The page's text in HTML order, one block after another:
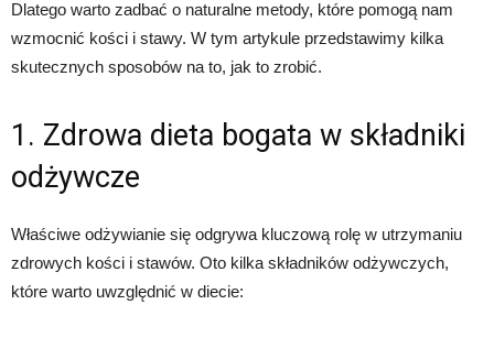
Dlatego warto zadbać o naturalne metody, które pomogą nam
wzmocnić kości i stawy. W tym artykule przedstawimy kilka
skutecznych sposobów na to, jak to zrobić.
1. Zdrowa dieta bogata w składniki
odżywcze
Właściwe odżywianie się odgrywa kluczową rolę w utrzymaniu
zdrowych kości i stawów. Oto kilka składników odżywczych,
które warto uwzględnić w diecie: